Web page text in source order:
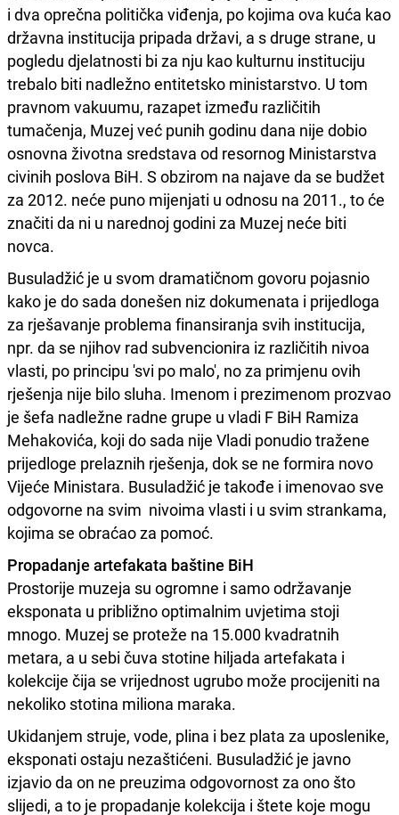
i dva oprečna politička viđenja, po kojima ova kuća kao
državna institucija pripada državi, a s druge strane, u
pogledu djelatnosti bi za nju kao kulturnu instituciju
trebalo biti nadležno entitetsko ministarstvo. U tom
pravnom vakuumu, razapet između različitih
tumačenja, Muzej već punih godinu dana nije dobio
osnovna životna sredstava od resornog Ministarstva
civinih poslova BiH. S obzirom na najave da se budžet
za 2012. neće puno mijenjati u odnosu na 2011., to će
značiti da ni u narednoj godini za Muzej neće biti
novca.
Busuladžić je u svom dramatičnom govoru pojasnio
kako je do sada donešen niz dokumenata i prijedloga
za rješavanje problema finansiranja svih institucija,
npr. da se njihov rad subvencionira iz različitih nivoa
vlasti, po principu 'svi po malo', no za primjenu ovih
rješenja nije bilo sluha. Imenom i prezimenom prozvao
je šefa nadležne radne grupe u vladi F BiH Ramiza
Mehakovića, koji do sada nije Vladi ponudio tražene
prijedloge prelaznih rješenja, dok se ne formira novo
Vijeće Ministara. Busuladžić je takođe i imenovao sve
odgovorne na svim nivoima vlasti i u svim strankama,
kojima se obraćao za pomoć.
Propadanje artefakata baštine BiH
Prostorije muzeja su ogromne i samo održavanje
eksponata u približno optimalnim uvjetima stoji
mnogo. Muzej se proteže na 15.000 kvadratnih
metara, a u sebi čuva stotine hiljada artefakata i
kolekcije čija se vrijednost ugrubo može procijeniti na
nekoliko stotina miliona maraka.
Ukidanjem struje, vode, plina i bez plata za uposlenike,
eksponati ostaju nezaštićeni. Busuladžić je javno
izjavio da on ne preuzima odgovornost za ono što
slijedi, a to je propadanje kolekcija i štete koje mogu